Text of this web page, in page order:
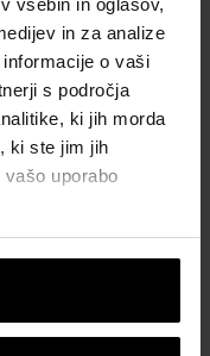
in za analize
o vaši
s področja
ki jih morda
ki ste jim jih
uporabo
stroškov.